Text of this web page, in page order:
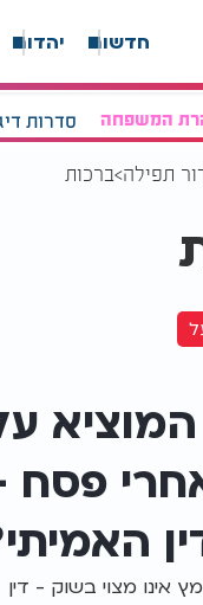
חדשות יהדות
המשפחה סדרות
תפילה ברכות
פסח
אינו מצוי בשוק - דין